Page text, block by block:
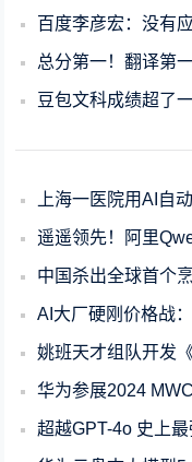
百度李彦宏：没有
总分第一！翻译第一！讯
豆包文科成绩超了
上海一医院用AI自
遥遥领先！阿里Qwen-2
中国杀出全球首个
AI大厂硬刚价格战
姚班天才组队开发《完蛋！我被
华为参展2024 MWC上海：
超越GPT-4o 史上最